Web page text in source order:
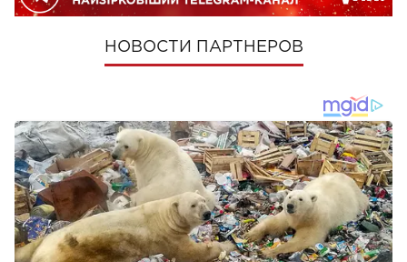
НОВОСТИ ПАРТНЕРОВ